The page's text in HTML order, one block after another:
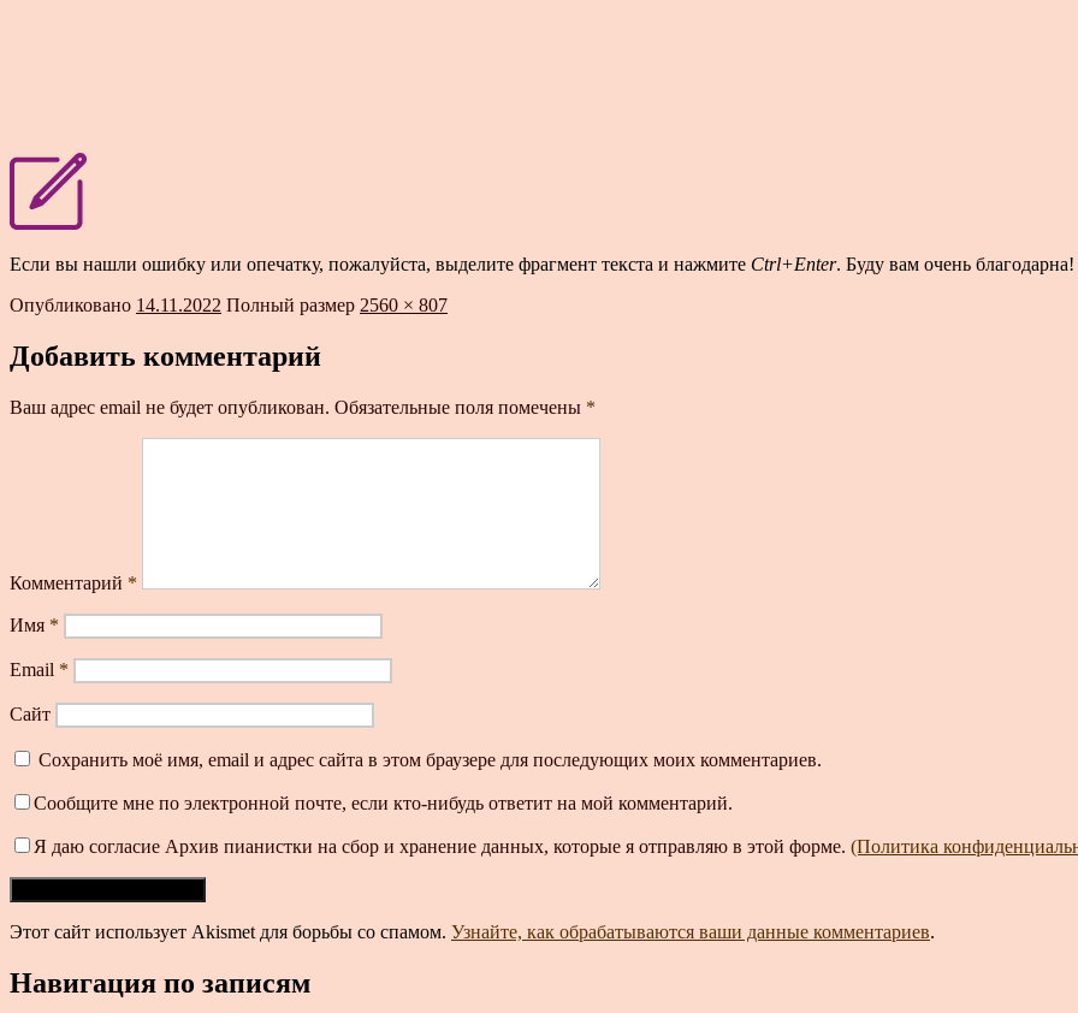
Если вы нашли ошибку или опечатку, пожалуйста, выделите фрагмент текста и нажмите Ctrl+Enter. Буду вам очень благодарна!
Опубликовано 14.11.2022 Полный размер 2560 × 807
Добавить комментарий
Ваш адрес email не будет опубликован. Обязательные поля помечены *
Комментарий *
Имя *
Email *
Сайт
Сохранить моё имя, email и адрес сайта в этом браузере для последующих моих комментариев.
Сообщите мне по электронной почте, если кто-нибудь ответит на мой комментарий.
Я даю согласие Архив пианистки на сбор и хранение данных, которые я отправляю в этой форме. (Политика
Этот сайт использует Akismet для борьбы со спамом. Узнайте, как обрабатываются ваши данные комментариев.
Навигация по записям